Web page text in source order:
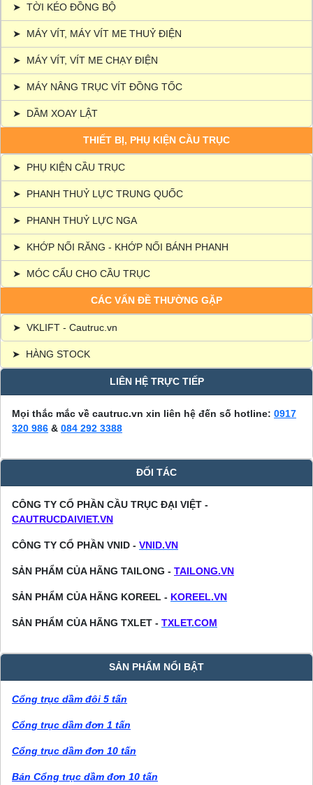
➤ TỜI KÉO ĐỒNG BỘ
➤ MÁY VÍT, MÁY VÍT ME THUỶ ĐIỆN
➤ MÁY VÍT, VÍT ME CHẠY ĐIỆN
➤ MÁY NÂNG TRỤC VÍT ĐỒNG TỐC
➤ DẦM XOAY LẬT
THIẾT BỊ, PHỤ KIỆN CẦU TRỤC
➤ PHỤ KIỆN CẦU TRỤC
➤ PHANH THUỶ LỰC TRUNG QUỐC
➤ PHANH THUỶ LỰC NGA
➤ KHỚP NỐI RĂNG - KHỚP NỐI BÁNH PHANH
➤ MÓC CẨU CHO CẦU TRỤC
CÁC VẤN ĐỀ THƯỜNG GẶP
➤ VKLIFT - Cautruc.vn
➤ HÀNG STOCK
LIÊN HỆ TRỰC TIẾP
Mọi thắc mắc về cautruc.vn xin liên hệ đến số hotline: 0917
320 986 & 084 292 3388
ĐỐI TÁC
CÔNG TY CỔ PHẦN CẦU TRỤC ĐẠI VIỆT -
CAUTRUCDAIVIET.VN
CÔNG TY CỔ PHẦN VNID - VNID.VN
SẢN PHẨM CỦA HÃNG TAILONG - TAILONG.VN
SẢN PHẨM CỦA HÃNG KOREEL - KOREEL.VN
SẢN PHẨM CỦA HÃNG TXLET - TXLET.COM
SẢN PHẨM NỔI BẬT
Cổng trục dầm đôi 5 tấn
Cổng trục dầm đơn 1 tấn
Cổng trục dầm đơn 10 tấn
Bán Cổng trục dầm đơn 10 tấn